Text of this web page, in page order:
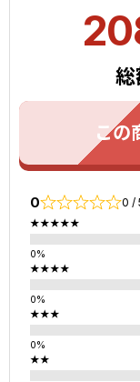
この
0 0 /
★★★★★
★★★★
★★★
★★